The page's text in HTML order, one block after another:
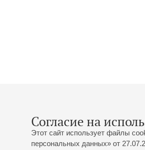
Согласие на
Этот сайт использует файлы
персональных данных» от